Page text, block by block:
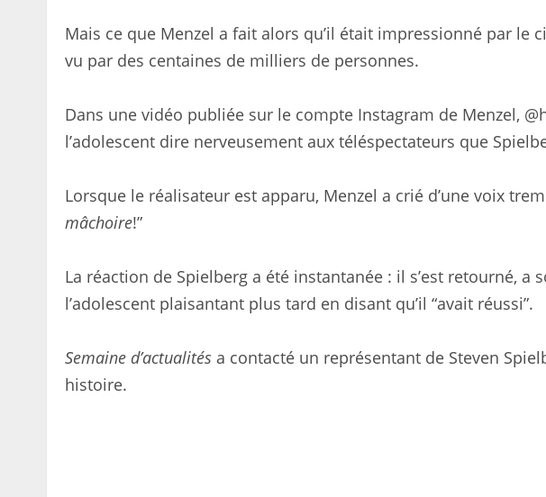
Mais ce que Menzel a fait alors qu’il était impressionné par le
vu par des centaines de milliers de personnes.
Dans une vidéo publiée sur le compte Instagram de Menzel,
l’adolescent dire nerveusement aux téléspectateurs que
Lorsque le réalisateur est apparu, Menzel a crié d’une voix
mâchoire!”
La réaction de Spielberg a été instantanée : il s’est retourné, a
l’adolescent plaisantant plus tard en disant qu’il “avait réussi”.
Semaine d’actualités a contacté un représentant de Steven
histoire.